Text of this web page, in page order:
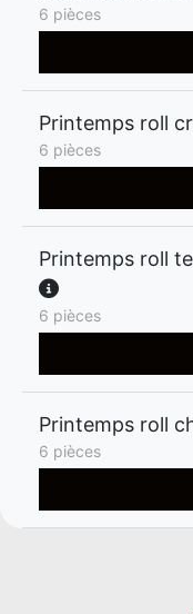
6 pièces
Printemps roll
6 pièces
Printemps roll
6 pièces
Printemps roll
6 pièces